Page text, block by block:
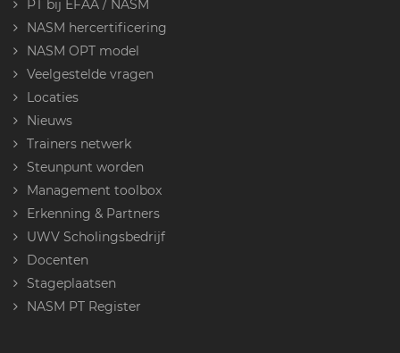
PT bij EFAA / NASM
NASM hercertificering
NASM OPT model
Veelgestelde vragen
Locaties
Nieuws
Trainers netwerk
Steunpunt worden
Management toolbox
Erkenning & Partners
UWV Scholingsbedrijf
Docenten
Stageplaatsen
NASM PT Register